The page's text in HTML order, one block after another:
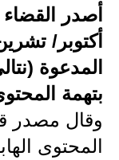
بتهمة
وقال مصدر
المحتوى